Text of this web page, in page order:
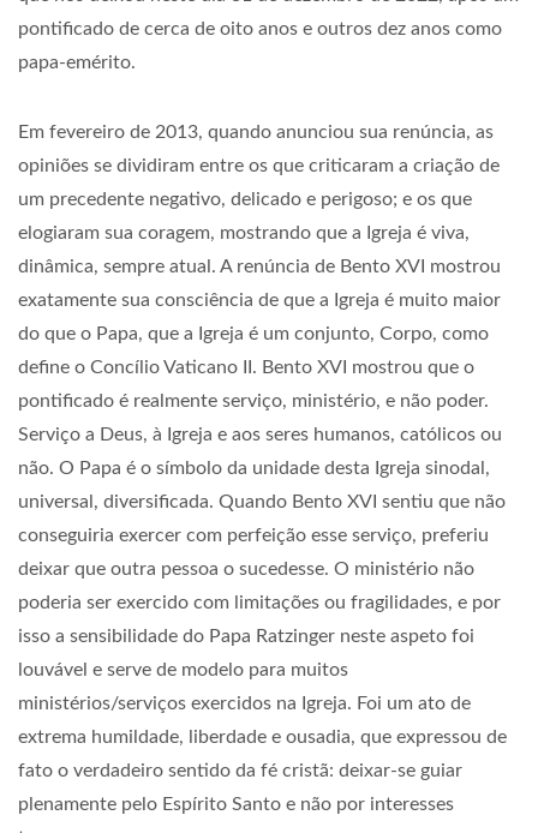
pontificado de cerca de oito anos e outros dez anos como
papa-emérito.
Em fevereiro de 2013, quando anunciou sua renúncia, as
opiniões se dividiram entre os que criticaram a criação de
um precedente negativo, delicado e perigoso; e os que
elogiaram sua coragem, mostrando que a Igreja é viva,
dinâmica, sempre atual. A renúncia de Bento XVI mostrou
exatamente sua consciência de que a Igreja é muito maior
do que o Papa, que a Igreja é um conjunto, Corpo, como
define o Concílio Vaticano II. Bento XVI mostrou que o
pontificado é realmente serviço, ministério, e não poder.
Serviço a Deus, à Igreja e aos seres humanos, católicos ou
não. O Papa é o símbolo da unidade desta Igreja sinodal,
universal, diversificada. Quando Bento XVI sentiu que não
conseguiria exercer com perfeição esse serviço, preferiu
deixar que outra pessoa o sucedesse. O ministério não
poderia ser exercido com limitações ou fragilidades, e por
isso a sensibilidade do Papa Ratzinger neste aspeto foi
louvável e serve de modelo para muitos
ministérios/serviços exercidos na Igreja. Foi um ato de
extrema humildade, liberdade e ousadia, que expressou de
fato o verdadeiro sentido da fé cristã: deixar-se guiar
plenamente pelo Espírito Santo e não por interesses